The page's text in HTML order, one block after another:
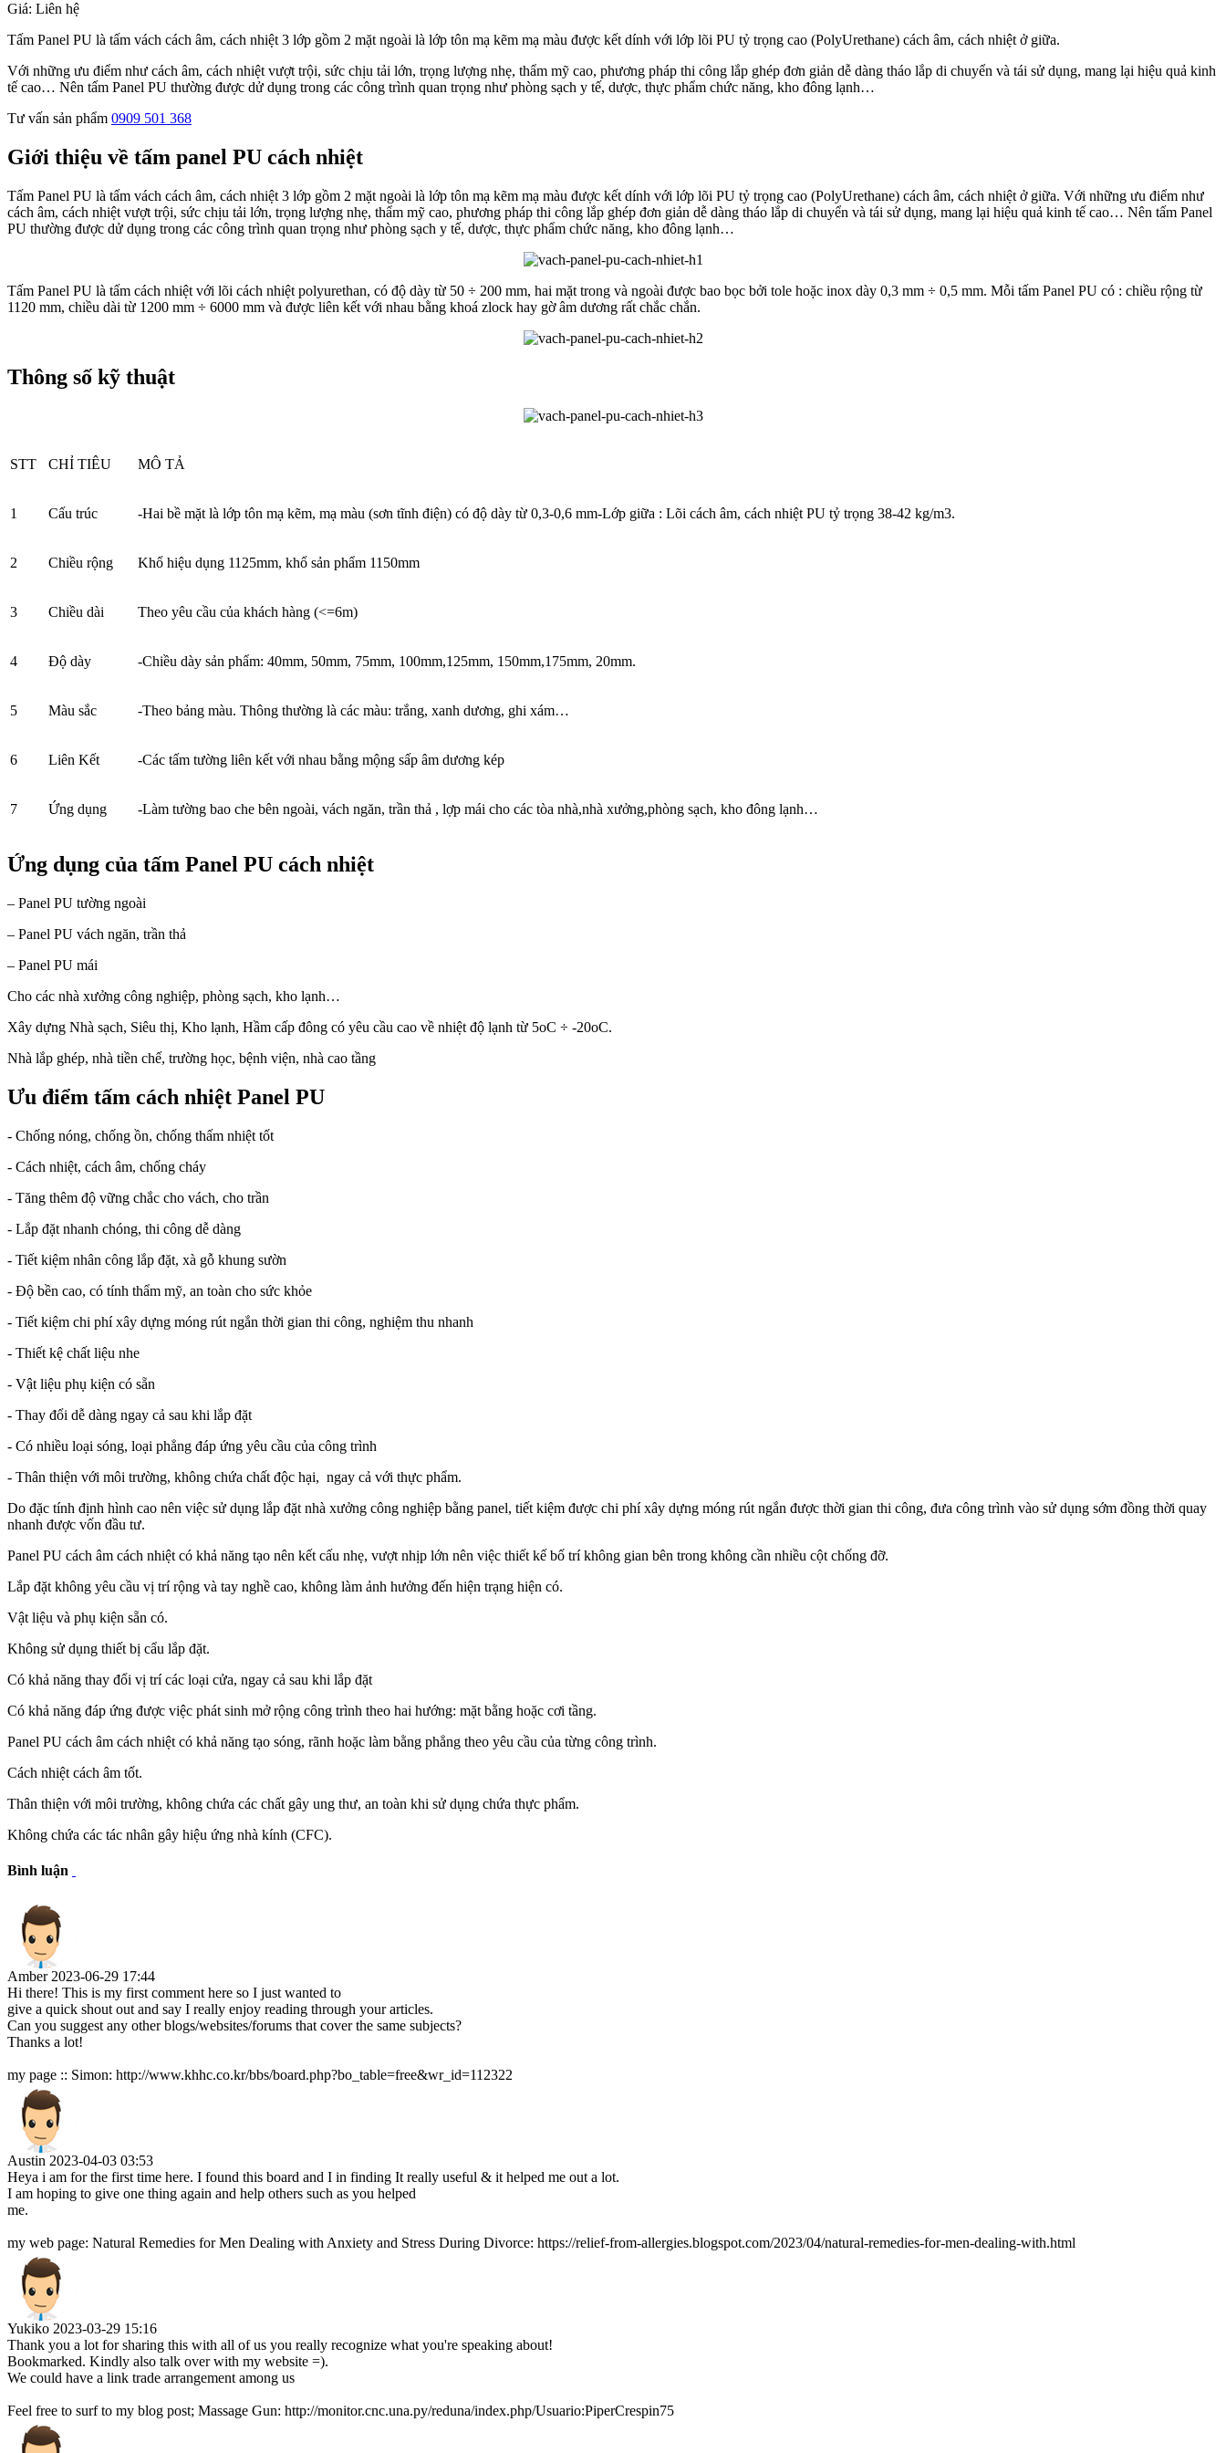
Giá: Liên hệ
Tấm Panel PU là tấm vách cách âm, cách nhiệt 3 lớp gồm 2 mặt ngoài là lớp tôn mạ kẽm mạ màu được kết dính với lớp lõi PU tỷ trọng cao (PolyUrethane) cách âm, cách nhiệt ở giữa.
Với những ưu điểm như cách âm, cách nhiệt vượt trội, sức chịu tải lớn, trọng lượng nhẹ, thẩm mỹ cao, phương pháp thi công lắp ghép đơn giản dễ dàng tháo lắp di chuyển và tái sử dụng, mang lại hiệu quả kinh
tế cao… Nên tấm Panel PU thường được dử dụng trong các công trình quan trọng như phòng sạch y tế, dược, thực phẩm chức năng, kho đông lạnh…
Tư vấn sản phẩm 0909 501 368
Giới thiệu về tấm panel PU cách nhiệt
Tấm Panel PU là tấm vách cách âm, cách nhiệt 3 lớp gồm 2 mặt ngoài là lớp tôn mạ kẽm mạ màu được kết dính với lớp lõi PU tỷ trọng cao (PolyUrethane) cách âm, cách nhiệt ở giữa. Với những ưu điểm như
cách âm, cách nhiệt vượt trội, sức chịu tải lớn, trọng lượng nhẹ, thẩm mỹ cao, phương pháp thi công lắp ghép đơn giản dễ dàng tháo lắp di chuyển và tái sử dụng, mang lại hiệu quả kinh tế cao… Nên tấm Panel
PU thường được dử dụng trong các công trình quan trọng như phòng sạch y tế, dược, thực phẩm chức năng, kho đông lạnh…
Tấm Panel PU là tấm cách nhiệt với lõi cách nhiệt polyurethan, có độ dày từ 50 ÷ 200 mm, hai mặt trong và ngoài được bao bọc bởi tole hoặc inox dày 0,3 mm ÷ 0,5 mm. Mỗi tấm Panel PU có : chiều rộng từ
1120 mm, chiều dài từ 1200 mm ÷ 6000 mm và được liên kết với nhau bằng khoá zlock hay gờ âm dương rất chắc chắn.
Thông số kỹ thuật
STT CHỈ TIÊU MÔ TẢ
1 Cấu trúc -Hai bề mặt là lớp tôn mạ kẽm, mạ màu (sơn tĩnh điện) có độ dày từ 0,3-0,6 mm-Lớp giữa : Lõi cách âm, cách nhiệt PU tỷ trọng 38-42 kg/m3.
2 Chiều rộng Khổ hiệu dụng 1125mm, khổ sản phẩm 1150mm
3 Chiều dài Theo yêu cầu của khách hàng (<=6m)
4 Độ dày -Chiều dày sản phẩm: 40mm, 50mm, 75mm, 100mm,125mm, 150mm,175mm, 20mm.
5 Màu sắc -Theo bảng màu. Thông thường là các màu: trắng, xanh dương, ghi xám…
6 Liên Kết -Các tấm tường liên kết với nhau bằng mộng sấp âm dương kép
7 Ứng dụng -Làm tường bao che bên ngoài, vách ngăn, trần thả , lợp mái cho các tòa nhà,nhà xưởng,phòng sạch, kho đông lạnh…
Ứng dụng của tấm Panel PU cách nhiệt
– Panel PU tường ngoài
– Panel PU vách ngăn, trần thả
– Panel PU mái
Cho các nhà xưởng công nghiệp, phòng sạch, kho lạnh…
Xây dựng Nhà sạch, Siêu thị, Kho lạnh, Hầm cấp đông có yêu cầu cao về nhiệt độ lạnh từ 5oC ÷ -20oC.
Nhà lắp ghép, nhà tiền chế, trường học, bệnh viện, nhà cao tầng
Ưu điểm tấm cách nhiệt Panel PU
- Chống nóng, chống ồn, chống thấm nhiệt tốt
- Cách nhiệt, cách âm, chống cháy
- Tăng thêm độ vững chắc cho vách, cho trần
- Lắp đặt nhanh chóng, thi công dễ dàng
- Tiết kiệm nhân công lắp đặt, xà gỗ khung sườn
- Độ bền cao, có tính thẩm mỹ, an toàn cho sức khỏe
- Tiết kiệm chi phí xây dựng móng rút ngắn thời gian thi công, nghiệm thu nhanh
- Thiết kệ chất liệu nhe
- Vật liệu phụ kiện có sẵn
- Thay đổi dễ dàng ngay cả sau khi lắp đặt
- Có nhiều loại sóng, loại phẳng đáp ứng yêu cầu của công trình
- Thân thiện với môi trường, không chứa chất độc hại, ngay cả với thực phẩm.
Do đặc tính định hình cao nên việc sử dụng lắp đặt nhà xưởng công nghiệp bằng panel, tiết kiệm được chi phí xây dựng móng rút ngắn được thời gian thi công, đưa công trình vào sử dụng sớm đồng thời quay
nhanh được vốn đầu tư.
Panel PU cách âm cách nhiệt có khả năng tạo nên kết cấu nhẹ, vượt nhịp lớn nên việc thiết kế bố trí không gian bên trong không cần nhiều cột chống đỡ.
Lắp đặt không yêu cầu vị trí rộng và tay nghề cao, không làm ảnh hưởng đến hiện trạng hiện có.
Vật liệu và phụ kiện sẵn có.
Không sử dụng thiết bị cẩu lắp đặt.
Có khả năng thay đổi vị trí các loại cửa, ngay cả sau khi lắp đặt
Có khả năng đáp ứng được việc phát sinh mở rộng công trình theo hai hướng: mặt bằng hoặc cơi tầng.
Panel PU cách âm cách nhiệt có khả năng tạo sóng, rãnh hoặc làm bằng phẳng theo yêu cầu của từng công trình.
Cách nhiệt cách âm tốt.
Thân thiện với môi trường, không chứa các chất gây ung thư, an toàn khi sử dụng chứa thực phẩm.
Không chứa các tác nhân gây hiệu ứng nhà kính (CFC).
Bình luận
Amber 2023-06-29 17:44
Hi there! This is my first comment here so I just wanted to
give a quick shout out and say I really enjoy reading through your articles.
Can you suggest any other blogs/websites/forums that cover the same subjects?
Thanks a lot!
my page :: Simon: http://www.khhc.co.kr/bbs/board.php?bo_table=free&wr_id=112322
Austin 2023-04-03 03:53
Heya i am for the first time here. I found this board and I in finding It really useful & it helped me out a lot.
I am hoping to give one thing again and help others such as you helped
me.
my web page: Natural Remedies for Men Dealing with Anxiety and Stress During Divorce: https://relief-from-allergies.blogspot.com/2023/04/natural-remedies-for-men-dealing-with.html
Yukiko 2023-03-29 15:16
Thank you a lot for sharing this with all of us you really recognize what you're speaking about!
Bookmarked. Kindly also talk over with my website =).
We could have a link trade arrangement among us
Feel free to surf to my blog post; Massage Gun: http://monitor.cnc.una.py/reduna/index.php/Usuario:PiperCrespin75